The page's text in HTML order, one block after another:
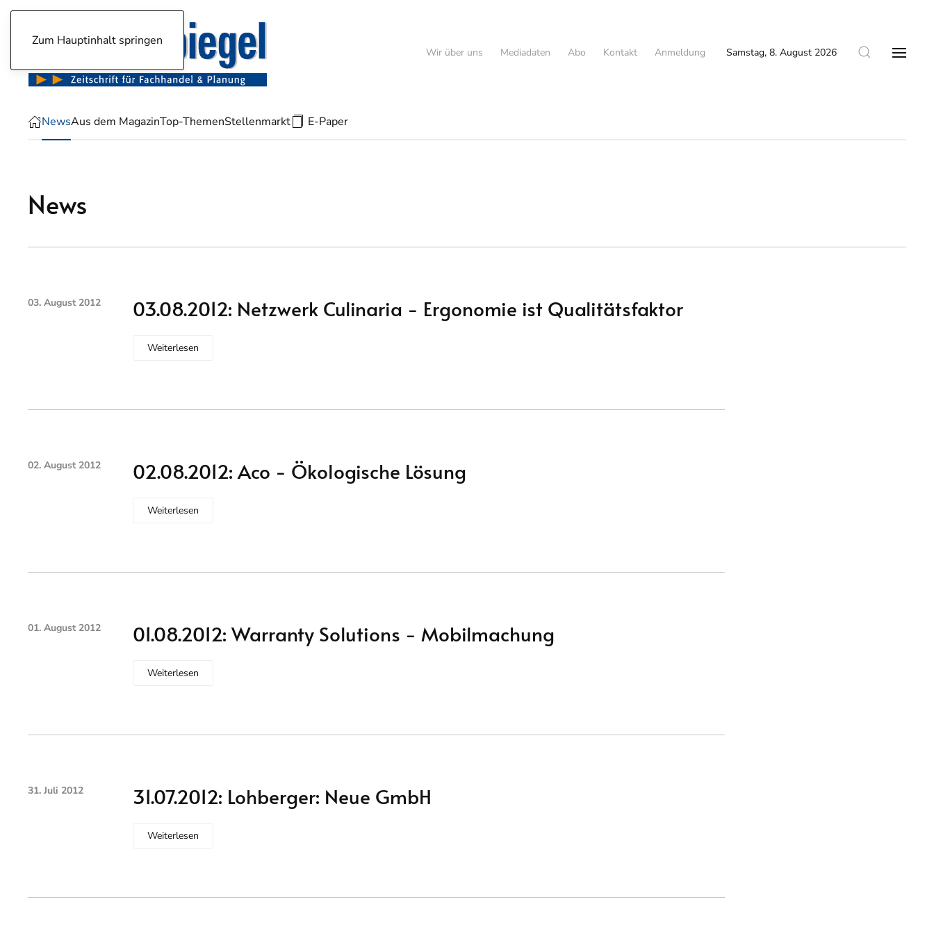
Zum Hauptinhalt springen
Wir über uns Mediadaten Abo Kontakt Anmeldung Samstag, 8. August 2026
NewsAus dem MagazinTop-ThemenStellenmarkt E-Paper
News
03. August 2012 03.08.2012: Netzwerk Culinaria - Ergonomie ist Qualitätsfaktor
Weiterlesen
02. August 2012 02.08.2012: Aco - Ökologische Lösung
Weiterlesen
01. August 2012 01.08.2012: Warranty Solutions - Mobilmachung
Weiterlesen
31. Juli 2012 31.07.2012: Lohberger: Neue GmbH
Weiterlesen